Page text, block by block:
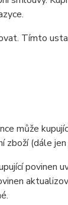
Tímto
může
zboží (dále jen
povinen